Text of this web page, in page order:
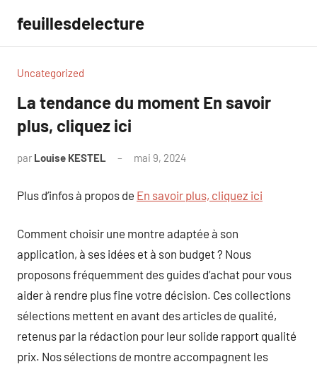
contenu
feuillesdelecture
Uncategorized
La tendance du moment En savoir
plus, cliquez ici
par Louise KESTEL mai 9, 2024
Plus d’infos à propos de En savoir plus, cliquez ici
Comment choisir une montre adaptée à son
application, à ses idées et à son budget ? Nous
proposons fréquemment des guides d’achat pour vous
aider à rendre plus fine votre décision. Ces collections
sélections mettent en avant des articles de qualité,
retenus par la rédaction pour leur solide rapport qualité
prix. Nos sélections de montre accompagnent les